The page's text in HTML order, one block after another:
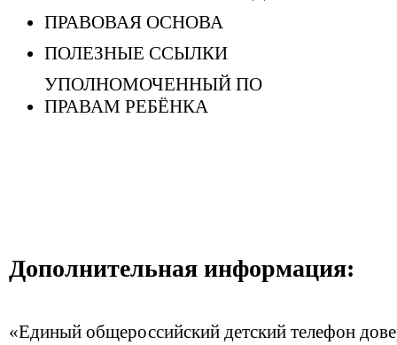
ПРАВОВАЯ ОСНОВА
ПОЛЕЗНЫЕ ССЫЛКИ
УПОЛНОМОЧЕННЫЙ ПО
ПРАВАМ РЕБЁНКА
Дополнительная информация:
«Единый общероссийский детский телефон